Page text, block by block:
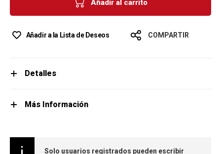
Añadir al carrito
Añadir a la Lista de Deseos COMPARTIR
Detalles
Más Información
Solo usuarios registrados pueden escribir